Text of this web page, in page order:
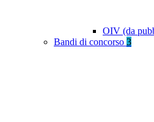
OIV (da
Bandi di concorso 3